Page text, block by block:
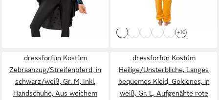
lieferbar - in 6-7 Werktagen bei dir lieferbar - in 2-3 Werktagen bei dir
+10
dressforfun Kostüm
Zebraanzug/Streifenpferd, in
schwarz/weiß, Gr. M, Inkl.
Handschuhe, Aus weichem
dressforfun Kostüm
Heilige/Unsterbliche, Langes
bequemes Kleid, Goldenes, in
weiß, Gr. L, Aufgenähte rote